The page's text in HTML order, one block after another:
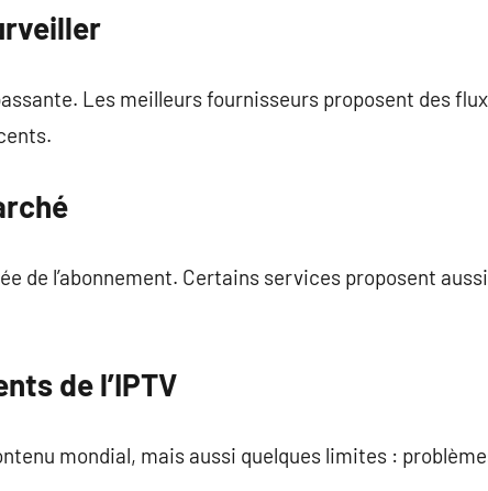
Les meilleurs fournisseurs proposent des
de l’abonnement. Certains services proposent
de l’IPTV
mondial, mais aussi quelques limites :